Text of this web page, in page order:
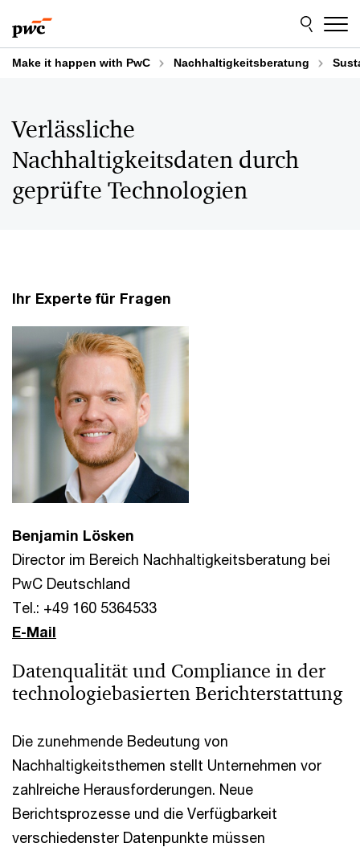
to
content
to
footer
Make it happen with PwC Nachhaltigkeitsberatung
Verlässliche
Nachhaltigkeitsdaten durch
geprüfte Technologien
Ihr Experte für Fragen
Benjamin Lösken
Director im Bereich Nachhaltigkeitsberatung bei
PwC Deutschland
Tel.: +49 160 5364533
E-Mail
Datenqualität und Compliance in der
technologiebasierten Berichterstattung
Die zunehmende Bedeutung von
Nachhaltigkeitsthemen stellt Unternehmen vor
zahlreiche Herausforderungen. Neue
Berichtsprozesse und die Verfügbarkeit
verschiedenster Datenpunkte müssen